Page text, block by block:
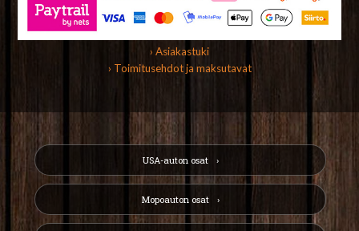
› Asiakastuki
› Toimitusehdot ja maksutavat
USA-auton osat
Mopoauton osat